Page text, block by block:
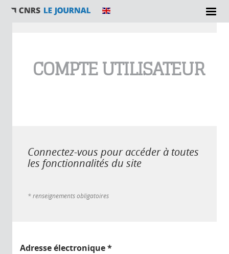
COMPTE UTILISATEUR
Connectez-vous pour accéder à toutes
les fonctionnalités du site
* renseignements obligatoires
Adresse électronique*